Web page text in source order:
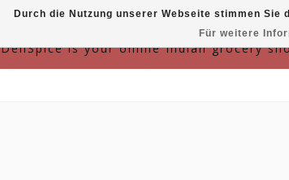
DeliSpice is your online Indian grocery
Durch die Nutzung unserer Webseite stimmen Sie
Für weitere